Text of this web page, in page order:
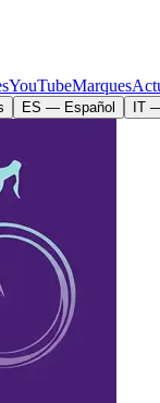
YouTubeMarques
ES — Español IT